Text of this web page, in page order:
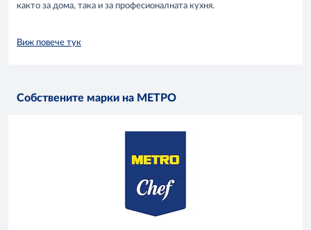
както за дома, така и за професионалната кухня.
Виж повече тук
Собствените марки на МЕТРО